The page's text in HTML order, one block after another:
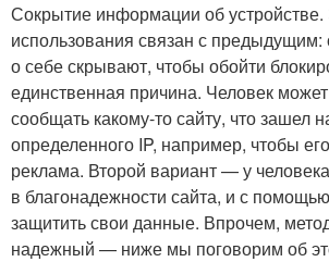
Сокрытие информации об устройстве.
использования связан с
о себе скрывают, чтобы обойти
единственная причина. Человек может
сообщать какому-то сайту, что зашел
определенного IP, например, чтобы
реклама. Второй вариант — у
в благонадежности сайта, и с
защитить свои данные. Впрочем,
надежный — ниже мы поговорим об